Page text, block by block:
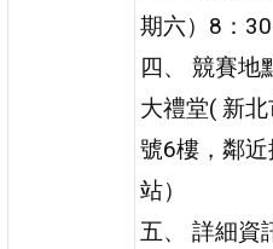
期六）8：
四、 競賽地
大禮堂( 新
號6樓，鄰
站）
五、 詳細資